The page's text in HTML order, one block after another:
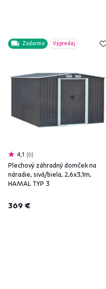
Zadarmo Výpredaj
4,1 6
Plechový záhradný domček na
náradie, sivá/biela, 2,6x3,1m,
HAMAL TYP 3
369 €